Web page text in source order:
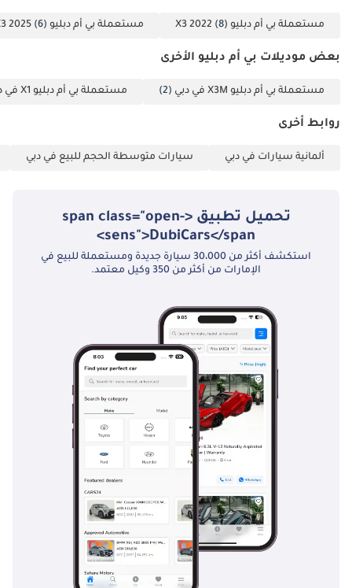
مستعملة بي أم دبليو X3 2022 (8) مستعملة بي أم دبليو X3 2025 (6)
بعض موديلات بي أم دبليو الأخرى
مستعملة بي أم دبليو X3M في دبي (2) مستعملة بي أم دبليو X1 في دبي
روابط أخرى
ألمانية سيارات في دبي سيارات متوسطة الحجم للبيع في دبي
تحميل تطبيق <span class="open-
sens">DubiCars</span>
استكشف أكثر من 30،000 سيارة جديدة ومستعملة للبيع في
الإمارات من أكثر من 350 وكيل معتمد.